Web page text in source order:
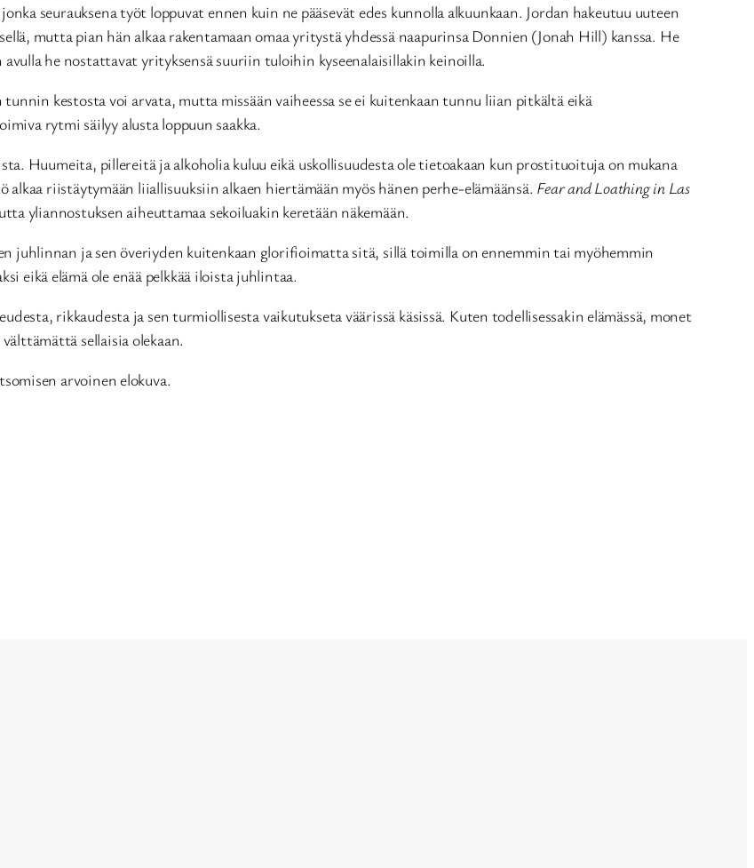
seurauksena työt loppuvat ennen kuin ne pääsevät edes kunnolla alkuunkaan. Jordan hakeutuu uuteen
mutta pian hän alkaa rakentamaan omaa yritystä yhdessä naapurinsa Donnien (Jonah Hill) kanssa. He
he nostattavat yrityksensä suuriin tuloihin kyseenalaisillakin keinoilla.
kestosta voi arvata, mutta missään vaiheessa se ei kuitenkaan tunnu liian pitkältä eikä
rytmi säilyy alusta loppuun saakka.
Huumeita, pillereitä ja alkoholia kuluu eikä uskollisuudesta ole tietoakaan kun prostituoituja on mukana
alkaa riistäytymään liiallisuuksiin alkaen hiertämään myös hänen perhe-elämäänsä. Fear and Loathing in Las
yliannostuksen aiheuttamaa sekoiluakin keretään näkemään.
juhlinnan ja sen överiyden kuitenkaan glorifioimatta sitä, sillä toimilla on ennemmin tai myöhemmin
eikä elämä ole enää pelkkää iloista juhlintaa.
rikkaudesta ja sen turmiollisesta vaikutukseta väärissä käsissä. Kuten todellisessakin elämässä, monet
sellaisia olekaan.
arvoinen elokuva.